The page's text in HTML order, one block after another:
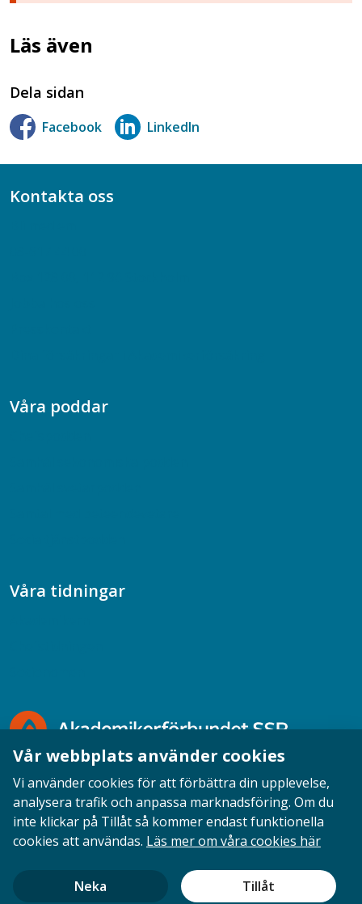
Läs även
Dela sidan
Facebook LinkedIn
Kontakta oss
Våra poddar
Våra tidningar
Opinion English Personuppgifter Cookies
Ansvarig utgivare: Cecilia Sandahl
Vår webbplats använder cookies
Vi använder cookies för att förbättra din upplevelse,
analysera trafik och anpassa marknadsföring. Om du
inte klickar på Tillåt så kommer endast funktionella
cookies att användas. Läs mer om våra cookies här
Neka Tillåt